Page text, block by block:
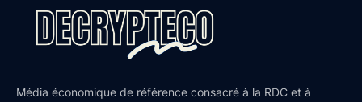
Média économique de référence consacré à la RDC et à